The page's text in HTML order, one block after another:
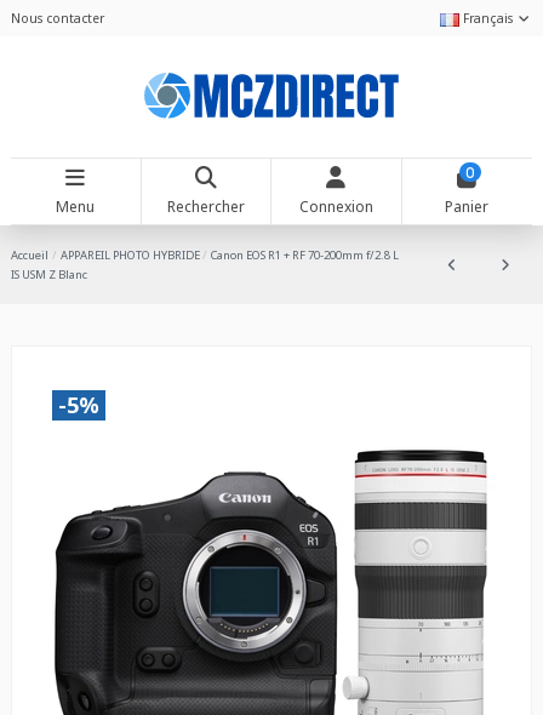
Nous contacter Français
Menu Rechercher Connexion
0
Panier
Accueil APPAREIL PHOTO HYBRIDE
Canon EOS R1 + RF 70-200mm f/2.8 L
IS USM Z Blanc
-5%